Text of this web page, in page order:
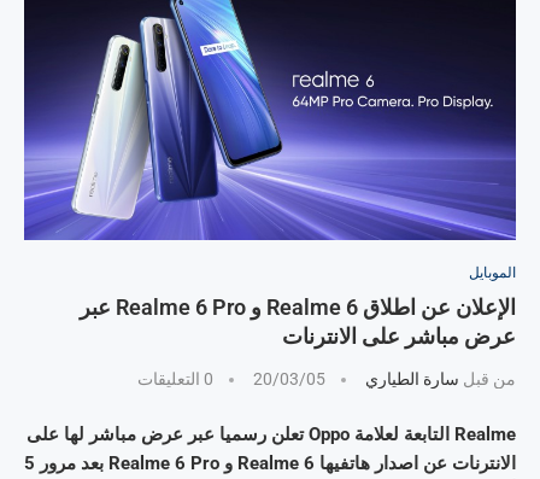
الموبايل
الإعلان عن اطلاق Realme 6 و Realme 6 Pro عبر
عرض مباشر على الانترنات
من قبل سارة الطياري 20/03/05 0 التعليقات
Realme التابعة لعلامة Oppo تعلن رسميا عبر عرض مباشر لها على
الانترنات عن اصدار هاتفيها Realme 6 و Realme 6 Pro بعد مرور 5